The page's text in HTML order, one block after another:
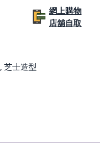
格：
網上購物
店舖自取
, 芝士造型